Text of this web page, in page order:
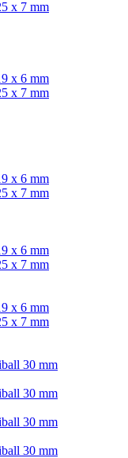
x 7 mm
x 6 mm
x 7 mm
x 6 mm
x 7 mm
x 6 mm
x 7 mm
x 6 mm
x 7 mm
30 mm
30 mm
30 mm
30 mm